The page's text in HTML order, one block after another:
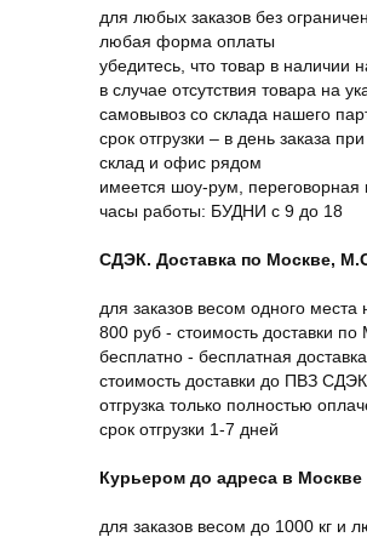
для любых заказов без
любая форма оплаты
убедитесь, что товар в наличии
в случае отсутствия товара на
самовывоз со склада нашего
срок отгрузки – в день заказа
склад и офис рядом
имеется шоу-рум, переговорная
часы работы: БУДНИ с 9 до 18
СДЭК. Доставка по Москве,
для заказов весом одного
800 руб - стоимость доставки
бесплатно - бесплатная
стоимость доставки до ПВЗ
отгрузка только полностью
срок отгрузки 1-7 дней
Курьером до адреса в
для заказов весом до 1000 кг и